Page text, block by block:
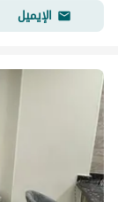
الإيميل